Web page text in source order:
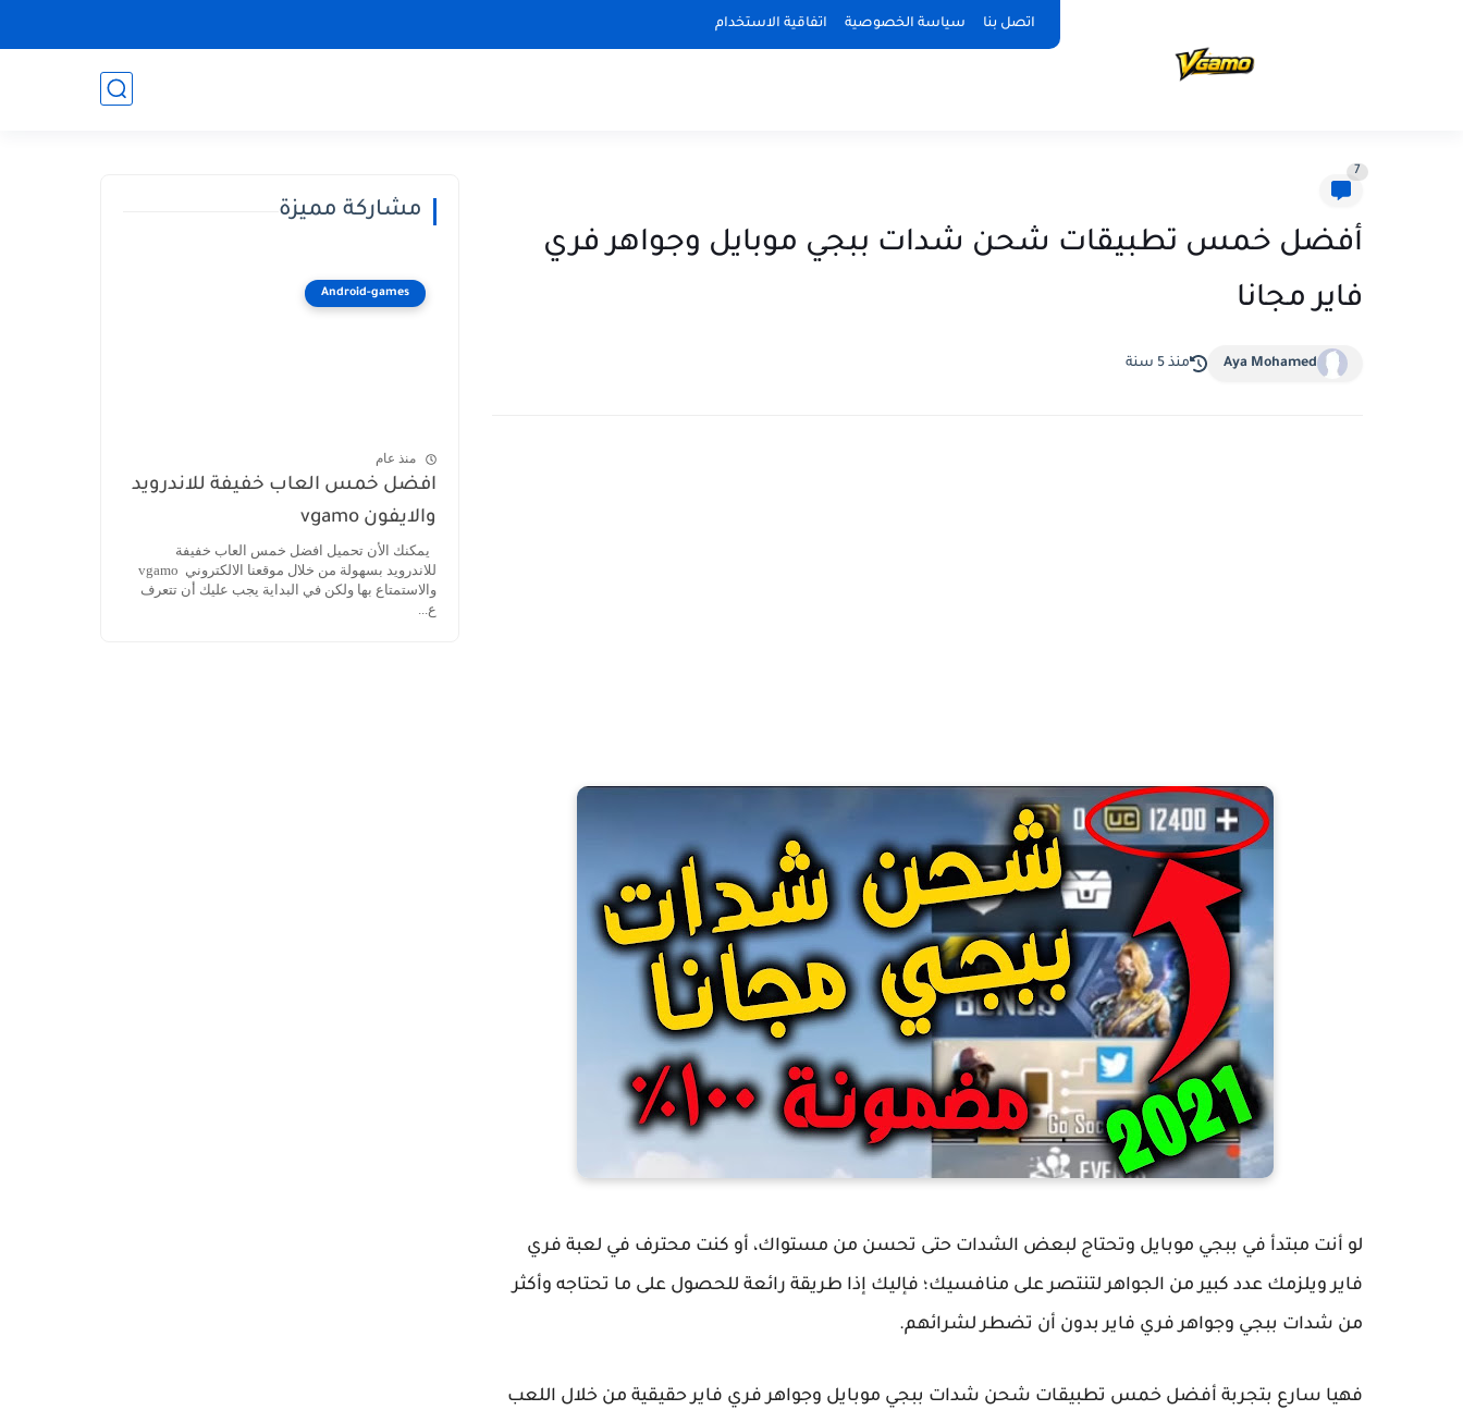
اتصل بنا سياسة الخصوصية اتفاقية الاستخدام
7
أفضل خمس تطبيقات شحن شدات ببجي موبايل وجواهر فري
فاير مجانا
Aya Mohamed منذ 5 سنة
لو أنت مبتدأ في ببجي موبايل وتحتاج لبعض الشدات حتى تحسن من مستواك، أو كنت محترف في لعبة فري
فاير ويلزمك عدد كبير من الجواهر لتنتصر على منافسيك؛ فإليك إذا طريقة رائعة للحصول على ما تحتاجه وأكثر
من شدات ببجي وجواهر فري فاير بدون أن تضطر لشرائهم.
فهيا سارع بتجربة أفضل خمس تطبيقات شحن شدات ببجي موبايل وجواهر فري فاير حقيقية من خلال اللعب
مشاركة مميزة
Android-games
منذ عام
افضل خمس العاب خفيفة للاندرويد
والايفون vgamo
يمكنك الأن تحميل افضل خمس العاب خفيفة
للاندرويد بسهولة من خلال موقعنا الالكتروني vgamo
والاستمتاع بها ولكن في البداية يجب عليك أن تتعرف
ع...